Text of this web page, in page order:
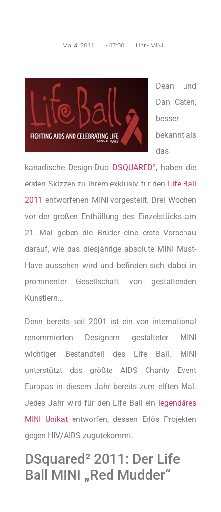
Mai 4, 2011 - 07:00 Uhr - MINI
Dean und
Dan Caten,
besser
bekannt als
das
kanadische Design-Duo DSQUARED², haben die
ersten Skizzen zu ihrem exklusiv für den Life Ball
2011 entworfenen MINI vorgestellt. Drei Wochen
vor der großen Enthüllung des Einzelstücks am
21. Mai geben die Brüder eine erste Vorschau
darauf, wie das diesjährige absolute MINI Must-
Have aussehen wird und befinden sich dabei in
prominenter Gesellschaft von gestaltenden
Künstlern…
Denn bereits seit 2001 ist ein von international
renommierten Designern gestalteter MINI
wichtiger Bestandteil des Life Ball. MINI
unterstützt das größte AIDS Charity Event
Europas in diesem Jahr bereits zum elften Mal.
Jedes Jahr wird für den Life Ball ein legendäres
MINI Unikat entworfen, dessen Erlös Projekten
gegen HIV/AIDS zugutekommt.
DSquared² 2011: Der Life
Ball MINI „Red Mudder“